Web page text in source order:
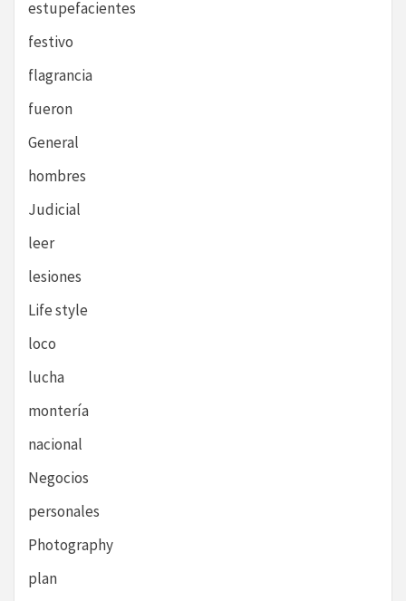
estupefacientes
festivo
flagrancia
fueron
General
hombres
Judicial
leer
lesiones
Life style
loco
lucha
montería
nacional
Negocios
personales
Photography
plan